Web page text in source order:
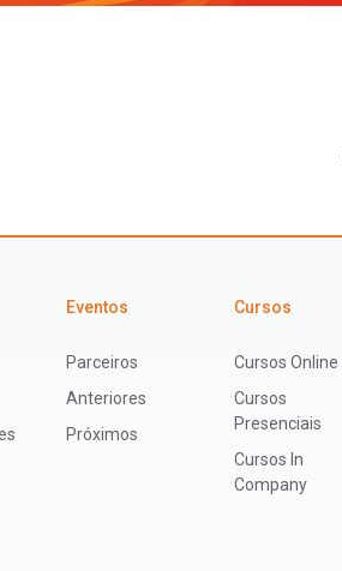
Eventos
Parceiros
Anteriores
Próximos
Cursos
Cursos Online
Cursos
Presenciais
Cursos In
Company